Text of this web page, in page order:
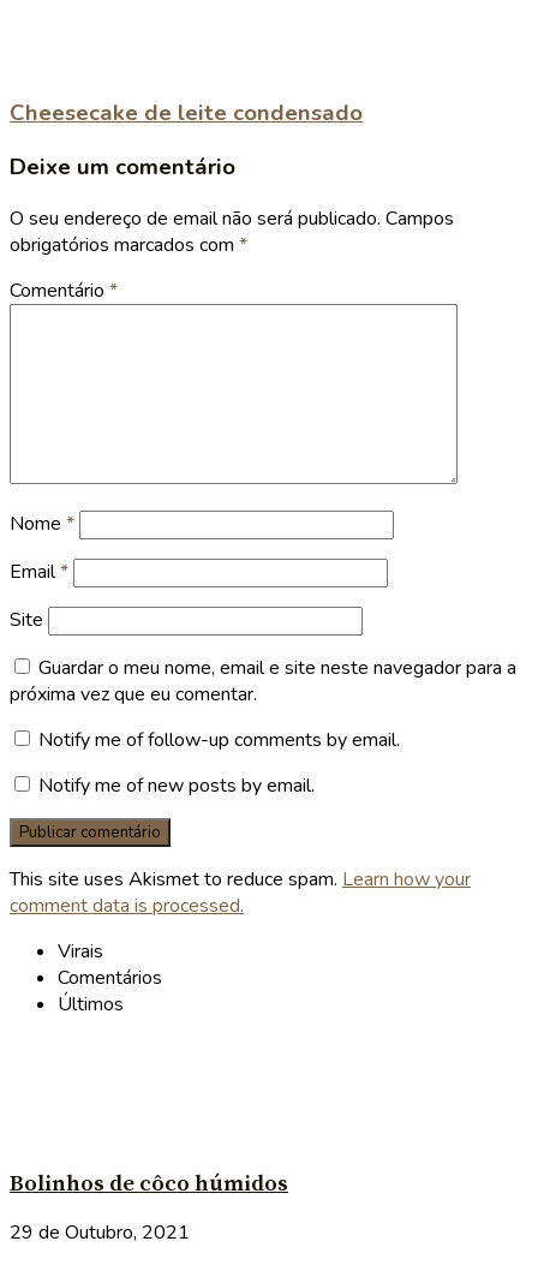
Cheesecake de leite condensado
Deixe um comentário
O seu endereço de email não será publicado. Campos
obrigatórios marcados com *
Comentário *
Nome *
Email*
Site
Guardar o meu nome, email e site neste navegador para a
próxima vez que eu comentar.
Notify me of follow-up comments by email.
Notify me of new posts by email.
This site uses Akismet to reduce spam. Learn how your
comment data is processed.
Virais
Comentários
Últimos
Bolinhos de côco húmidos
29 de Outubro, 2021